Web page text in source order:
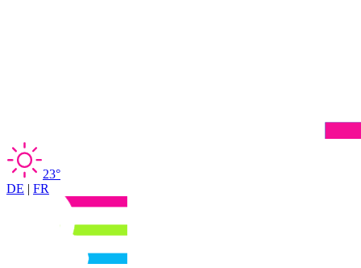
23°
DE | FR